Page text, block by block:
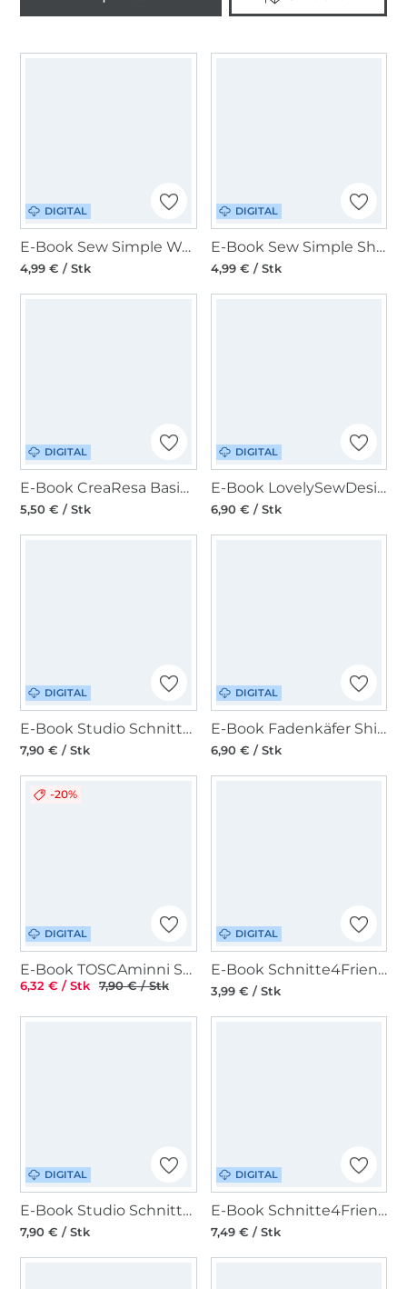
DIGITAL
E-Book Sew Simple Webware-Shirt Sissy
4,99 € / Stk
DIGITAL
E-Book Sew Simple Shirt Meene
4,99 € / Stk
DIGITAL
E-Book CreaResa Basic Shirt Resa
5,50 € / Stk
DIGITAL
E-Book LovelySewDesign Lovely Lady Top Damen
6,90 € / Stk
DIGITAL
E-Book Studio Schnittreif Damen Basictop Frau Jenny
7,90 € / Stk
DIGITAL
E-Book Fadenkäfer Shirt Fly Damen
6,90 € / Stk
DIGITAL
-20%
E-Book TOSCAminni Schnittmanufaktur Damen Bluse Janina
6,32 € / Stk 7,90 € / Stk
DIGITAL
E-Book Schnitte4Friends Kim Kimonoshirt
3,99 € / Stk
DIGITAL
E-Book Studio Schnittreif Frau Tessa Shirt Damen
7,90 € / Stk
DIGITAL
E-Book Schnitte4Friends Nelly Top-Tunika-Kleid
7,49 € / Stk